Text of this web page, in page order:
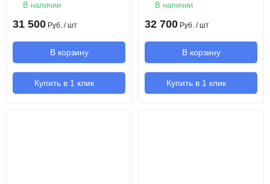
В наличии
31 500 Руб. / шт
В корзину
Купить в 1 клик
В наличии
32 700 Руб. / шт
В корзину
Купить в 1 клик